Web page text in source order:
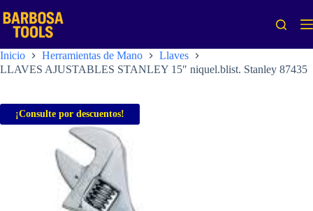
al
contenido
Inicio Herramientas de Mano
Llaves
LLAVES AJUSTABLES STANLEY 15″ niquel.blist. Stanley 87435
¡Consulte por descuentos!